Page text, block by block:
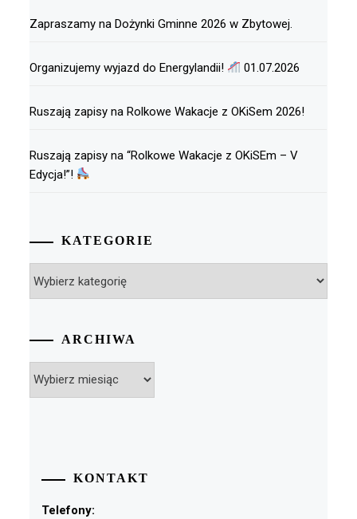
Zapraszamy na Dożynki Gminne 2026 w Zbytowej.
Organizujemy wyjazd do Energylandii! 01.07.2026
Ruszają zapisy na Rolkowe Wakacje z OKiSem 2026!
Ruszają zapisy na “Rolkowe Wakacje z OKiSEm – V
Edycja!”!
KATEGORIE
ARCHIWA
KONTAKT
Telefony: